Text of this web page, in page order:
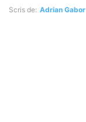
Scris de: Adrian Gabor